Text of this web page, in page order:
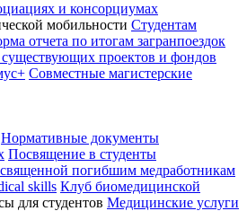
и консорциумах
мобильности Студентам
отчета по итогам загранпоездок
проектов и фондов
Совместные магистерские
Нормативные документы
Посвящение в студенты
погибшим медработникам
skills Клуб биомедицинской
для студентов Медицинские услуги